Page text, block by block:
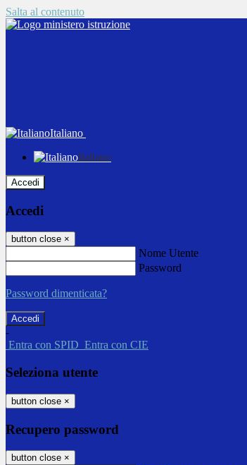
Salta al contenuto
Italiano
Italiano
Accedi
Accedi
button close ×
Nome Utente
Password
Password dimenticata?
-
Entra con SPID Entra con CIE
Seleziona utente
button close ×
Recupero password
button close ×